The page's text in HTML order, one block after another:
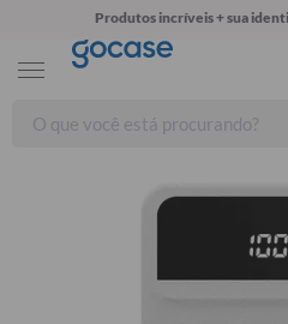
Produtos incríveis + sua